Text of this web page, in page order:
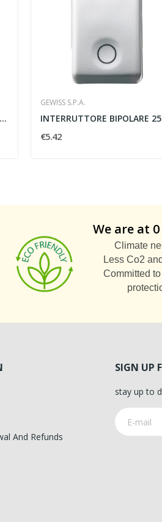
1P 10AX - VIMAR 30000
GEWISS S.P.A.
€5.42
We are at
Climate
Less Co2
Committed
And Refunds
SIGN UP
stay up to